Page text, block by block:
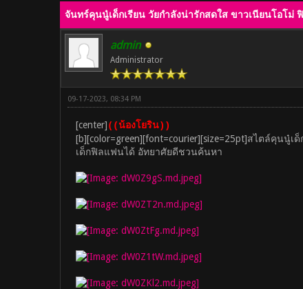
จันทร์คุนนู๋เด็กเรียน วัยกำลังน่ารักสดใส ขาวเนียนโอโม่
admin
Administrator
09-17-2023, 08:34 PM
[center]((น้องโยริน))
[b][color=green][font=courier][size=25pt]สไตล์คุน
เด็กฟิลแฟนได้ อัทยาศัยดีชวนค้นหา